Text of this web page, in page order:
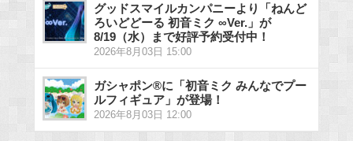
グッドスマイルカンパニーより「ねんど
ろいどどーる 初音ミク ∞Ver.」が
8/19（水）まで好評予約受付中！
2026年8月03日 15:00
ガシャポン®に「初音ミク みんなでプー
ルフィギュア」が登場！
2026年8月03日 12:00